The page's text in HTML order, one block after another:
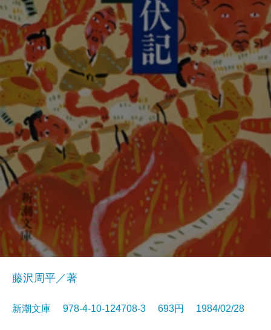
藤沢周平／著
新潮文庫 978-4-10-124708-3 693円 1984/02/28